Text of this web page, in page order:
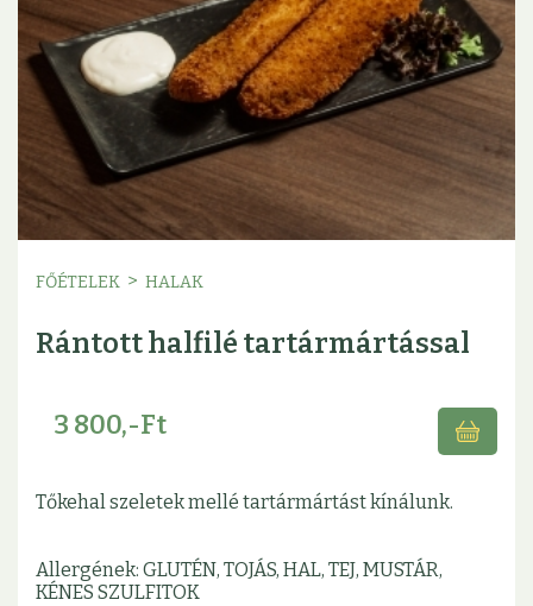
FŐÉTELEK > HALAK
Rántott halfilé tartármártással
3 800,-Ft
Tőkehal szeletek mellé tartármártást kínálunk.
Allergének: GLUTÉN, TOJÁS, HAL, TEJ, MUSTÁR,
KÉNES SZULFITOK